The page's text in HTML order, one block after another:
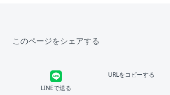
このページをシェアする
LINEで送る
URLをコピーする